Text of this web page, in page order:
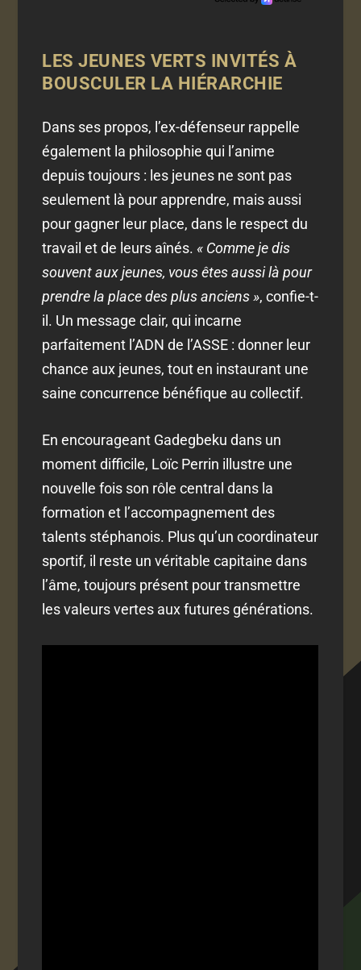
LES JEUNES VERTS INVITÉS À
BOUSCULER LA HIÉRARCHIE
Dans ses propos, l’ex-défenseur rappelle
également la philosophie qui l’anime
depuis toujours : les jeunes ne sont pas
seulement là pour apprendre, mais aussi
pour gagner leur place, dans le respect du
travail et de leurs aînés.« Comme je dis
souvent aux jeunes, vous êtes aussi là pour
prendre la place des plus anciens », confie-t-
il. Un message clair, qui incarne
parfaitement l’ADN de l’ASSE : donner leur
chance aux jeunes, tout en instaurant une
saine concurrence bénéfique au collectif.
En encourageant Gadegbeku dans un
moment difficile, Loïc Perrin illustre une
nouvelle fois son rôle central dans la
formation et l’accompagnement des
talents stéphanois. Plus qu’un coordinateur
sportif, il reste un véritable capitaine dans
l’âme, toujours présent pour transmettre
les valeurs vertes aux futures générations.